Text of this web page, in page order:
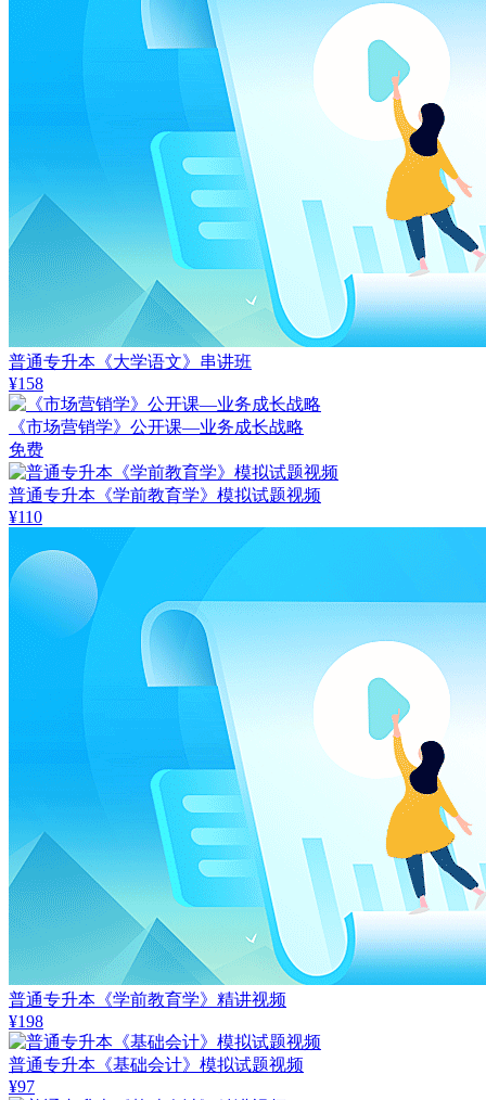
普通专升本《大学语文》串讲班
¥158
《市场营销学》公开课—业务成长战略
免费
普通专升本《学前教育学》模拟试题视频
¥110
普通专升本《学前教育学》精讲视频
¥198
普通专升本《基础会计》模拟试题视频
¥97